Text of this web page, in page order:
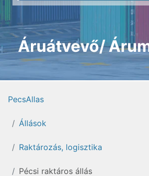
Áruátvevő/
PecsAllas
Állások
Raktározás, logisztika
Pécsi raktáros állás